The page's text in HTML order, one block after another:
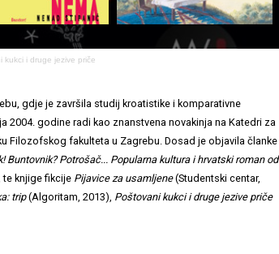
kukci i druge jezive priče
gdje je završila studij kroatistike i komparativne
2004. godine radi kao znanstvena novakinja na Katedri za
Filozofskog fakulteta u Zagrebu. Dosad je objavila članke
Buntovnik? Potrošač... Popularna kultura i hrvatski roman od
te knjige fikcije Pijavice za usamljene(Studentski centar,
trip(Algoritam, 2013), Poštovani kukci i druge jezive priče